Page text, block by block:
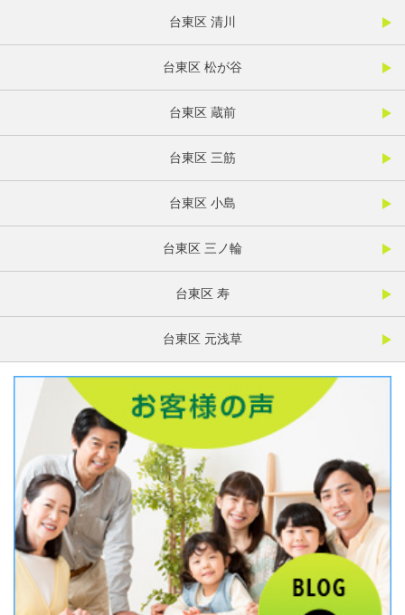
台東区 清川
台東区 松が谷
台東区 蔵前
台東区 三筋
台東区 小島
台東区 三ノ輪
台東区 寿
台東区 元浅草